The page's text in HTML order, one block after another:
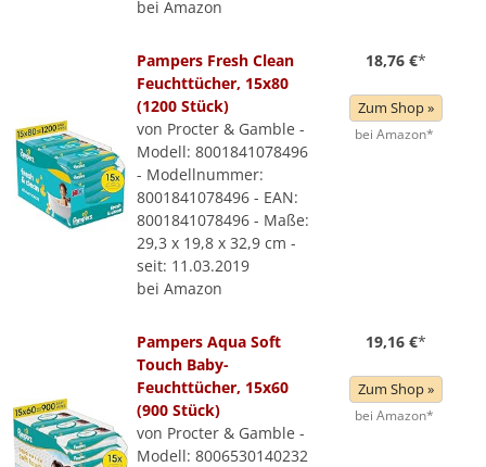
bei Amazon
Pampers Fresh Clean
Feuchttücher, 15x80
(1200 Stück)
von Procter & Gamble -
Modell: 8001841078496
- Modellnummer:
8001841078496 - EAN:
8001841078496 - Maße:
29,3 x 19,8 x 32,9 cm -
seit: 11.03.2019
bei Amazon
18,76 €*
Zum Shop »
bei Amazon*
Pampers Aqua Soft
Touch Baby-
Feuchttücher, 15x60
(900 Stück)
von Procter & Gamble -
Modell: 8006530140232
19,16 €*
Zum Shop »
bei Amazon*